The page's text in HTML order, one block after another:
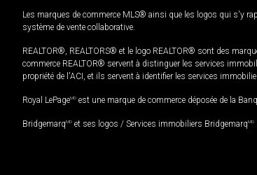
Les marques de commerce MLS® ainsi que les logos qui s'y
système de vente collaborative.
REALTOR®, REALTORS® et le logo REALTOR® sont des
commerce REALTOR® servent à distinguer les services
propriété de l'ACI, et ils servent à identifier les services
Royal LePageMD est une marque de commerce déposée de la
BridgemarqMD et ses logos / Services immobiliers BridgemarqMD